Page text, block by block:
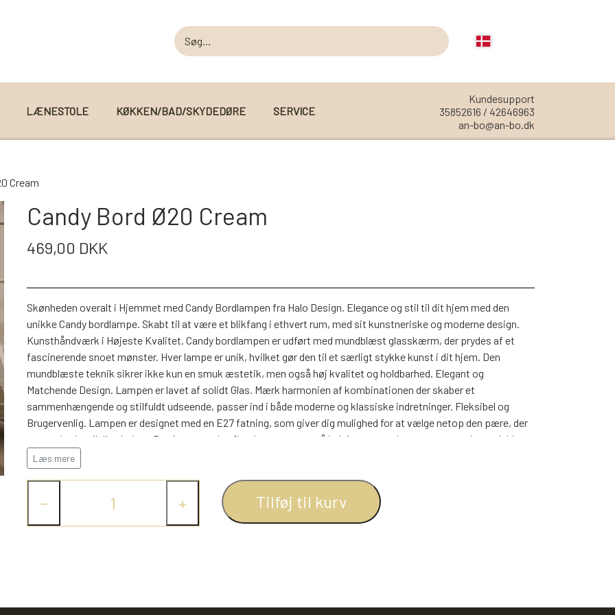
MODUL SOFA DETROIT
MODUL SOFA SEATTLE
REOLER/OPBEVARING
BOGREOLER 40 CM DYBDE
REOLSÆT
LÆNESTOLE KØKKEN/BAD/SKYDEDØRE SERVICE
Kundesupport
35852616 / 42646963
an-bo@an-bo.dk
Cream
Candy Bord Ø20 Cream
469,00 DKK
Skønheden overalt i Hjemmet med Candy Bordlampen fra Halo Design. Elegance og stil til dit hjem med den
unikke Candy bordlampe. Skabt til at være et blikfang i ethvert rum, med sit kunstneriske og moderne design.
Kunsthåndværk i Højeste Kvalitet. Candy bordlampen er udført med mundblæst glasskærm, der prydes af et
fascinerende snoet mønster. Hver lampe er unik, hvilket gør den til et særligt stykke kunst i dit hjem. Den
mundblæste teknik sikrer ikke kun en smuk æstetik, men også høj kvalitet og holdbarhed. Elegant og
Matchende Design. Lampen er lavet af solidt Glas. Mærk harmonien af kombinationen der skaber et
sammenhængende og stilfuldt udseende, passer ind i både moderne og klassiske indretninger. Fleksibel og
Brugervenlig. Lampen er designet med en E27 fatning, som giver dig mulighed for at vælge netop den pære, der
passer bedst til dine behov. Den integrerede afbryder, monteret på ledningen, gør det nemt at tænde og slukke
for lyset.
Candy bordlampen, findes i flere farver, og har en perfekt størrelse til at pryde enhver overflade i dit hjem. Den
kompakte form gør den ideel til natborde, skriveborde, hylder eller som en del af din vindueskarm.
Candy bordlampen fra Halo Design tilføjer et strejf af luksus og hygge til dit hjem. Dens sofistikerede udseende
og behagelige lys vil skabe den perfekte atmosfære, uanset hvor du placerer den.
Læs mere
− + Tilføj til kurv